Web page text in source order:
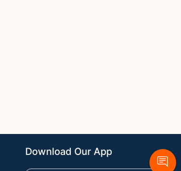
Download Our App